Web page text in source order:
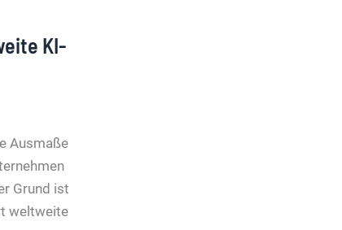
KI-
Ausmaße
Grund ist
weltweite